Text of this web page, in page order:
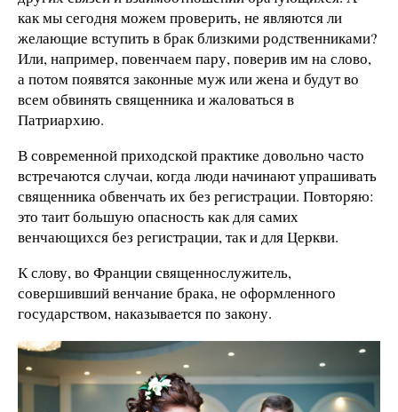
как мы сегодня можем проверить, не являются ли
желающие вступить в брак близкими родственниками?
Или, например, повенчаем пару, поверив им на слово,
а потом появятся законные муж или жена и будут во
всем обвинять священника и жаловаться в
Патриархию.
В современной приходской практике довольно часто
встречаются случаи, когда люди начинают упрашивать
священника обвенчать их без регистрации. Повторяю:
это таит большую опасность как для самих
венчающихся без регистрации, так и для Церкви.
К слову, во Франции священнослужитель,
совершивший венчание брака, не оформленного
государством, наказывается по закону.